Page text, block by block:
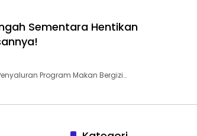
Sementara Hentikan
Penyaluran Program Makan Bergizi…